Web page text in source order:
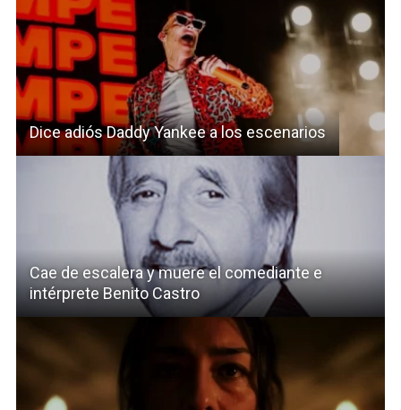
Dice adiós Daddy Yankee a los escenarios
Cae de escalera y muere el comediante e
intérprete Benito Castro